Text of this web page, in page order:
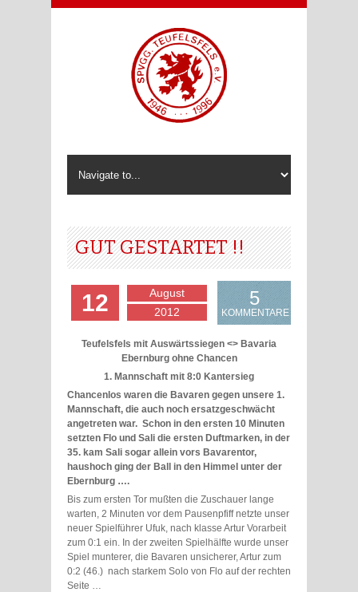
GUT GESTARTET !!
12
August
2012
5
KOMMENTARE
Teufelsfels mit Auswärtssiegen <> Bavaria
Ebernburg ohne Chancen
1. Mannschaft mit 8:0 Kantersieg
Chancenlos waren die Bavaren gegen unsere 1.
Mannschaft, die auch noch ersatzgeschwächt
angetreten war. Schon in den ersten 10 Minuten
setzten Flo und Sali die ersten Duftmarken, in der
35. kam Sali sogar allein vors Bavarentor,
haushoch ging der Ball in den Himmel unter der
Ebernburg ….
Bis zum ersten Tor mußten die Zuschauer lange
warten, 2 Minuten vor dem Pausenpfiff netzte unser
neuer Spielführer Ufuk, nach klasse Artur Vorarbeit
zum 0:1 ein. In der zweiten Spielhälfte wurde unser
Spiel munterer, die Bavaren unsicherer, Artur zum
0:2 (46.) nach starkem Solo von Flo auf der rechten
Seite …